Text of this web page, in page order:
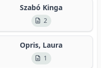
Szabó Kinga
2
Opris, Laura
1